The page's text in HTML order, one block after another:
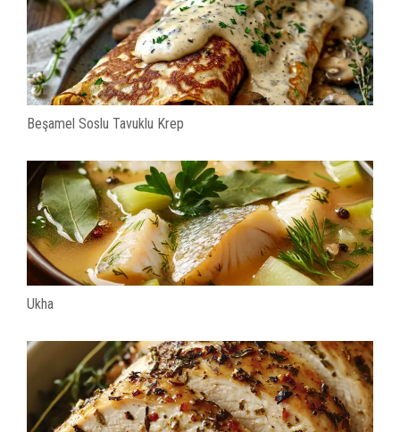
Beşamel Soslu Tavuklu Krep
Ukha